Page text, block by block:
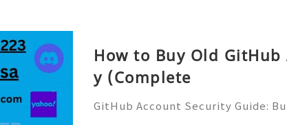
How to Buy Old
y (Complete
GitHub Account Security Guide: